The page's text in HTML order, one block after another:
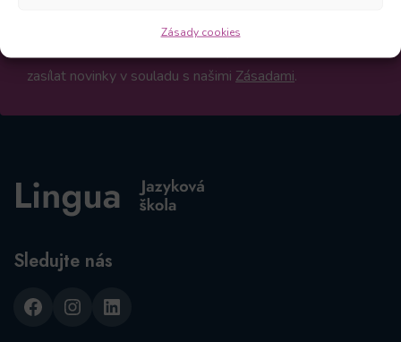
Zásady cookies
zasílat novinky v souladu s našimi Zásadami.
Sledujte nás
Facebook
Instagram
LinkedIn